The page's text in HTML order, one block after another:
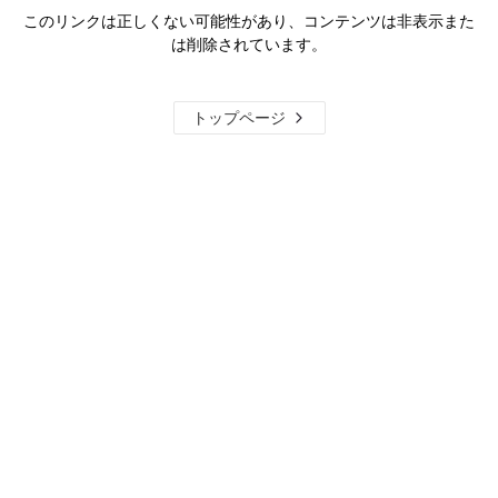
このリンクは正しくない可能性があり、コンテンツは非表示また
は削除されています。
トップページ